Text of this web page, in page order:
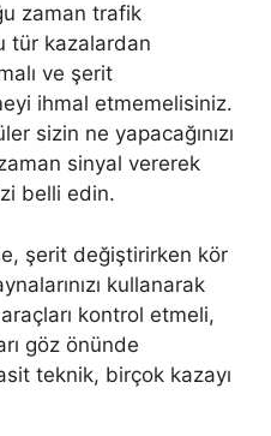
zaman trafik
tür kazalardan
ve şerit
ihmal etmemelisiniz.
sizin ne yapacağınızı
sinyal vererek
belli edin.
şerit değiştirirken kör
kullanarak
kontrol etmeli,
göz önünde
teknik, birçok kazayı